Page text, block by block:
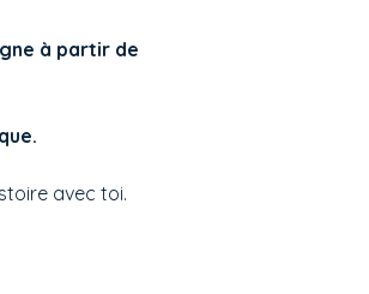
à partir de
avec toi.